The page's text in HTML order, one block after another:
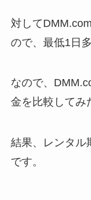
対して
ので、最低1日
なので、
金を比較してみ
結果、レンタル
です。